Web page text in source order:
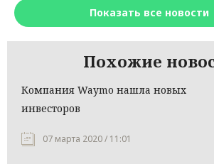
Показать все новости
Похожие
Компания Waymo нашла новых
инвесторов
07 марта 2020 / 11:01